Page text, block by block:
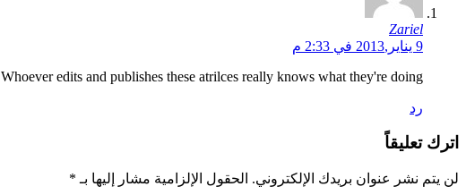
Zariel
9 يناير,2013 في 2:33 م
Whoever edits and publishes these atrilces really knows what they're doing.
رد
اترك تعليقاً
لن يتم نشر عنوان بريدك الإلكتروني. الحقول الإلزامية مشار إليها بـ *